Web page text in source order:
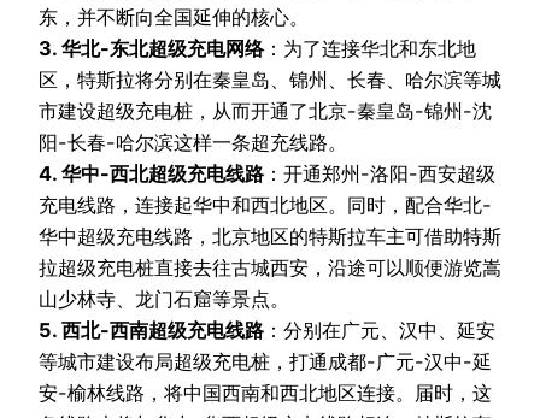
东，并不断向全国延伸的核心。
3. 华北-东北超级充电网络：为了连接华北和东北地
区，特斯拉将分别在秦皇岛、锦州、长春、哈尔滨等城
市建设超级充电桩，从而开通了北京-秦皇岛-锦州-沈
阳-长春-哈尔滨这样一条超充线路。
4. 华中-西北超级充电线路 ：开通郑州-洛阳-西安超级
充电线路，连接起华中和西北地区。同时，配合华北-
华中超级充电线路，北京地区的特斯拉车主可借助特斯
拉超级充电桩直接去往古城西安，沿途可以顺便游览嵩
山少林寺、龙门石窟等景点。
5. 西北-西南超级充电线路 ：分别在广元、汉中、延安
等城市建设布局超级充电桩，打通成都-广元-汉中-延
安-榆林线路，将中国西南和西北地区连接。届时，这